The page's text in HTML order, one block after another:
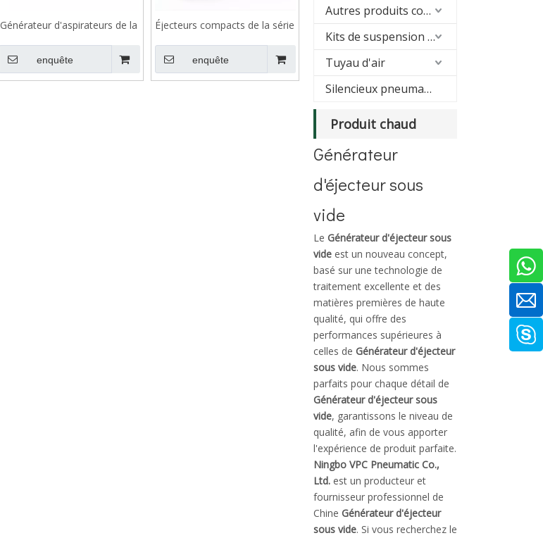
Générateur d'aspirateurs de la
enquête
Éjecteurs compacts de la série
enquête
Autres produits connexes
Kits de suspension pneumatique
Tuyau d'air
Silencieux pneumatique
Produit chaud
Générateur
d'éjecteur sous
vide
Le Générateur d'éjecteur sous
vide est un nouveau concept,
basé sur une technologie de
traitement excellente et des
matières premières de haute
qualité, qui offre des
performances supérieures à
celles de Générateur d'éjecteur
sous vide. Nous sommes
parfaits pour chaque détail de
Générateur d'éjecteur sous
vide, garantissons le niveau de
qualité, afin de vous apporter
l'expérience de produit parfaite.
Ningbo VPC Pneumatic Co.,
Ltd. est un producteur et
fournisseur professionnel de
Chine Générateur d'éjecteur
sous vide. Si vous recherchez le